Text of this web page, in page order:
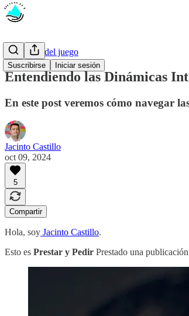
Suscribirse Iniciar sesión
Las reglas del juego
Entendiendo las Dinámicas
En este post veremos cómo navegar
Jacinto Castillo
oct 09, 2024
5
Compartir
Hola, soy Jacinto Castillo.
Esto es Prestar y Pedir Prestado una